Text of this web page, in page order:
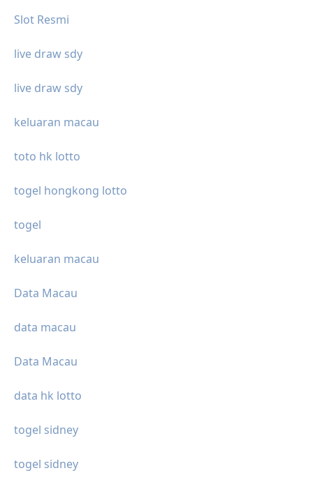
Slot Resmi
live draw sdy
live draw sdy
keluaran macau
toto hk lotto
togel hongkong lotto
togel
keluaran macau
Data Macau
data macau
Data Macau
data hk lotto
togel sidney
togel sidney